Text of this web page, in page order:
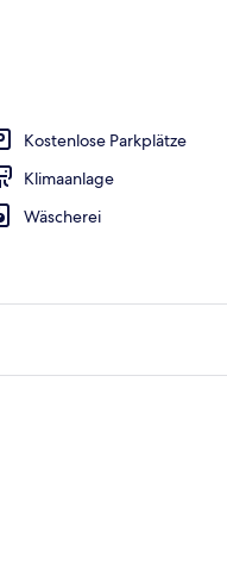
Kostenlose Parkplätze
Klimaanlage
Wäscherei